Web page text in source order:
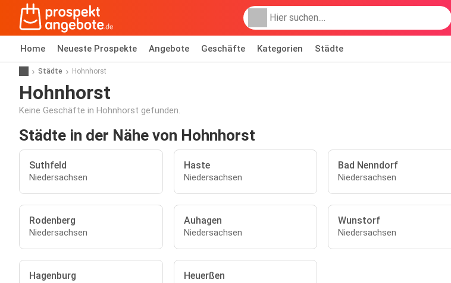
Home Neueste Prospekte Angebote Geschäfte Kategorien Städte
Städte Hohnhorst
Hohnhorst
Keine Geschäfte in Hohnhorst gefunden.
Städte in der Nähe von Hohnhorst
Suthfeld
Niedersachsen
Haste
Niedersachsen
Bad Nenndorf
Niedersachsen
Rodenberg
Niedersachsen
Auhagen
Niedersachsen
Wunstorf
Niedersachsen
Hagenburg Heuerßen